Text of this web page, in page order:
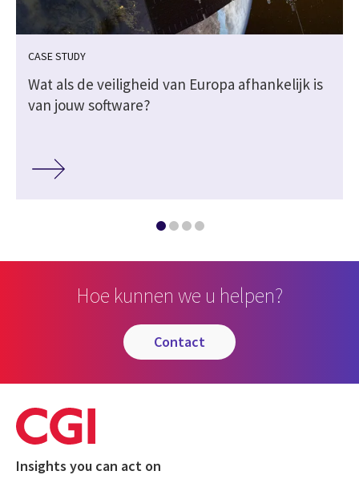
CASE STUDY
Wat als de veiligheid van Europa afhankelijk is
van jouw software?
Hoe kunnen we u helpen?
contact
Insights you can act on